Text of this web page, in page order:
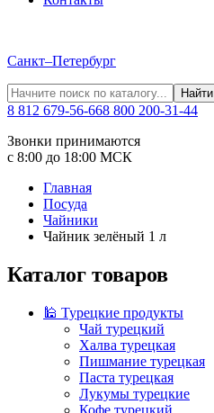
Санкт–Петербург
Найти
8 812 679-56-668 800 200-31-44
Звонки принимаются
с 8:00 до 18:00 МСК
Главная
Посуда
Чайники
Чайник зелёный 1 л
Каталог товаров
🕌 Турецкие продукты
Чай турецкий
Халва турецкая
Пишмание турецкая
Паста турецкая
Лукумы турецкие
Кофе турецкий